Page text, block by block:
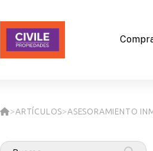
>ARTÍCULOS>ASESORAMIENTO